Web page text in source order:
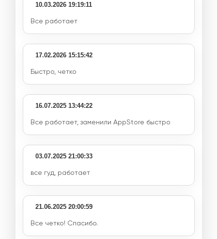
10.03.2026 19:19:11
Все работает
17.02.2026 15:15:42
Быстро, четко
16.07.2025 13:44:22
Все работает, заменили AppStore быстро
03.07.2025 21:00:33
все гуд, работает
21.06.2025 20:00:59
Все четко! Спасибо.